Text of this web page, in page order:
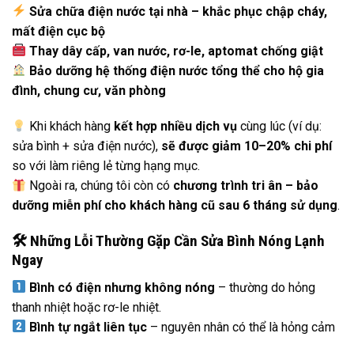
Sửa chữa điện nước tại nhà – khắc phục chập cháy,
mất điện cục bộ
Thay dây cấp, van nước, rơ-le, aptomat chống giật
Bảo dưỡng hệ thống điện nước tổng thể cho hộ gia
đình, chung cư, văn phòng
Khi khách hàng kết hợp nhiều dịch vụ cùng lúc (ví dụ:
sửa bình + sửa điện nước), sẽ được giảm 10–20% chi phí
so với làm riêng lẻ từng hạng mục.
Ngoài ra, chúng tôi còn có chương trình tri ân – bảo
dưỡng miễn phí cho khách hàng cũ sau 6 tháng sử dụng.
🛠 ️ Những Lỗi Thường Gặp Cần Sửa Bình Nóng Lạnh
Ngay
Bình có điện nhưng không nóng – thường do hỏng
thanh nhiệt hoặc rơ-le nhiệt.
Bình tự ngắt liên tục – nguyên nhân có thể là hỏng cảm